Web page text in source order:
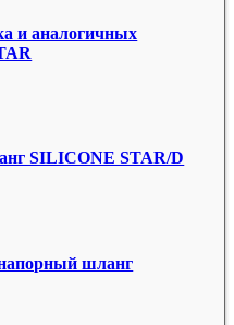
и аналогичных
SILICONE STAR/D
шланг